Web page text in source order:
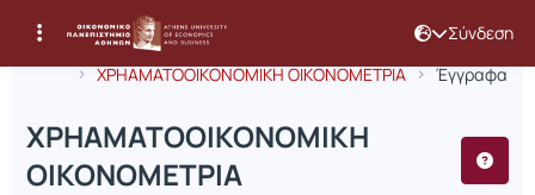
Σύνδεση
Αρχική Σελίδα
ΧΡΗΑΜΑΤΟΟΙΚΟΝΟΜΙΚΗ ΟΙΚΟΝΟΜΕΤΡΙΑ
Έγγραφα
Μάθημα : ΧΡΗΑΜΑΤΟΟΙΚΟΝΟΜΙΚΗ
Κωδικός : DEOS280
ΧΡΗΑΜΑΤΟΟΙΚΟΝΟΜΙΚΗ
ΟΙΚΟΝΟΜΕΤΡΙΑ